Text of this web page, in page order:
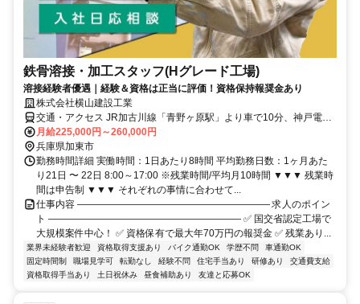
鉄骨溶接・加工スタッフ(Hグレード工場)
溶接経験者優遇｜経験＆資格は正当に評価！資格保持報奨金あり
株式会社横山建設工業
交通・アクセス JR加古川線「青野ヶ原駅」より車で10分、神戸電鉄
「小野駅」より車で約13分
月給225,000円～260,000円
兵庫県加東市
勤務時間詳細 実働時間：1日あたり8時間 平均勤務日数：1ヶ月あた
り21日 〜 22日 8:00～17:00 ※残業時間/平均月10時間 ▼▼▼ 残業時
間は申告制 ▼▼▼ それぞれの事情に合わせて...
仕事内容 ―――――――――――――――――――― 求人のポイン
ト ―――――――――――――――――――― ✅ 国交省認定工場で
大規模案件中心！ ✅ 資格保有で最大年70万円の報奨金 ✅ 残業あり...
業界未経験者歓迎 資格取得支援あり バイク通勤OK 学歴不問
車通勤OK
固定時間制
職場見学可 転勤なし 経験不問 住宅手当あり 研修あり
交通費支給
資格取得手当あり
土日祝休み 昼食補助あり 友達と応募OK